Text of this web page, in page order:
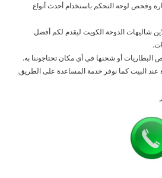
وفحص لوحة التحكم باستخدام أحدث أنواع
شاليهات الدوحة الكويت ليقدم لكم أفضل
البطاريات أو شحنها في أي مكان تحتاجوننا به.
عند البيت كما نوفر خدمة المساعدة على الطريق.